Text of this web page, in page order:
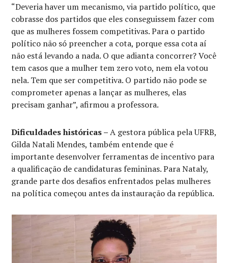
“Deveria haver um mecanismo, via partido político, que
cobrasse dos partidos que eles conseguissem fazer com
que as mulheres fossem competitivas. Para o partido
político não só preencher a cota, porque essa cota aí
não está levando a nada. O que adianta concorrer? Você
tem casos que a mulher tem zero voto, nem ela votou
nela. Tem que ser competitiva. O partido não pode se
comprometer apenas a lançar as mulheres, elas
precisam ganhar”, afirmou a professora.
Dificuldades históricas –A gestora pública pela UFRB,
Gilda Natali Mendes, também entende que é
importante desenvolver ferramentas de incentivo para
a qualificação de candidaturas femininas. Para Nataly,
grande parte dos desafios enfrentados pelas mulheres
na política começou antes da instauração da república.